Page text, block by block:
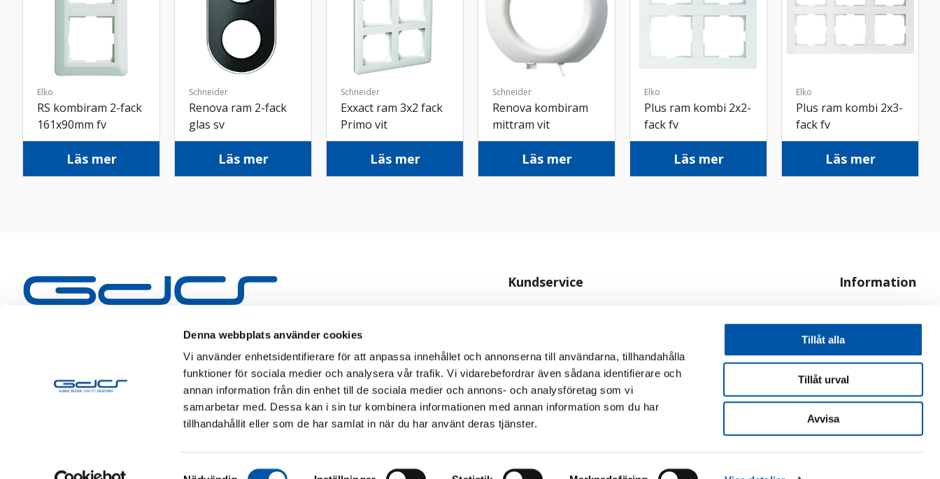
Denna webbplats använder cookies
Vi använder enhetsidentifierare för att anpassa innehållet och annonserna till användarna, tillhandahålla
funktioner för sociala medier och analysera vår trafik. Vi vidarebefordrar även sådana identifierare och
annan information från din enhet till de sociala medier och annons- och analysföretag som vi
samarbetar med. Dessa kan i sin tur kombinera informationen med annan information som du har
tillhandahållit eller som de har samlat in när du har använt deras tjänster.
Samtyckesval
Tillåt alla
Tillåt urval
Avvisa
Elko
RS kombiram 2-fack
161x90mm fv
Läs mer
Schneider
Renova ram 2-fack
glas sv
Läs mer
Schneider
Exxact ram 3x2 fack
Primo vit
Läs mer
Schneider
Renova kombiram
mittram vit
Läs mer
Elko
Plus ram kombi 2x2-
fack fv
Läs mer
Elko
Plus ram kombi 2x3-
fack fv
Läs mer
Kundservice
Personuppgiftspolicy
Cookiepolicy
Information
Hur handlar jag?